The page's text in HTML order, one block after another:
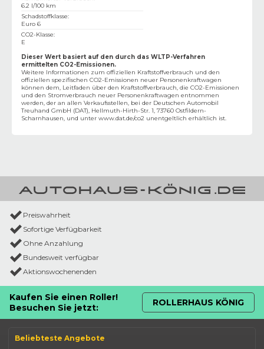
6.2 l/100 km
Schadstoffklasse:
Euro 6
CO2-Klasse:
E
Dieser Wert basiert auf den durch das WLTP-Verfahren
ermittelten CO2-Emissionen.
Weitere Informationen zum offiziellen Kraftstoffverbrauch und den
offiziellen spezifischen CO2-Emissionen neuer Personenkraftwagen
können dem‚ Leitfaden über den Kraftstoffverbrauch, die CO2-Emissionen
und den Stromverbrauch neuer Personenkraftwagen entnommen
werden, der an allen Verkaufsstellen, bei der Deutschen Automobil
Treuhand GmbH (DAT), Hellmuth-Hirth-Str. 1, 73760 Ostfildern-
Scharnhausen, und unter www.dat.de/co2 unentgeltlich erhältlich ist.
Preiswahrheit
Sofortige Verfügbarkeit
Ohne Anzahlung
Bundesweit verfügbar
Aktionswochenenden
Kaufen Sie einen Roller!
Besuchen Sie jetzt:
ROLLERHAUS KÖNIG
Beliebteste Angebote